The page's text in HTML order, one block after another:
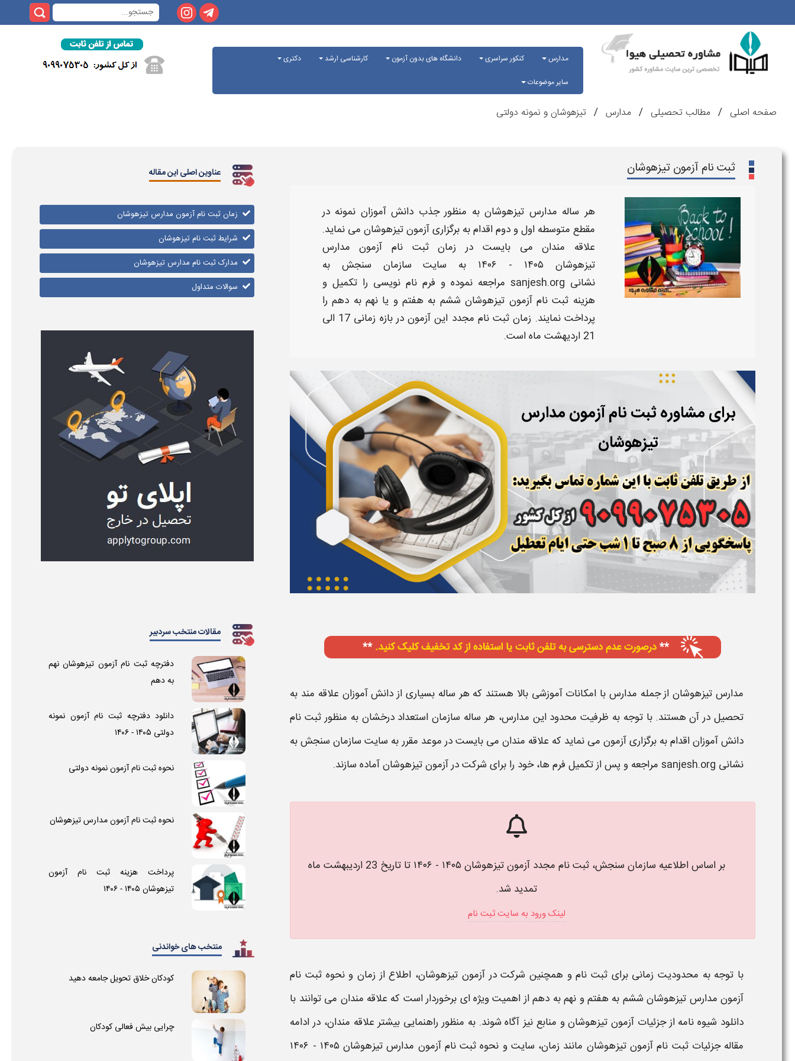
مدارس کنکور سراسری دانشگاه های بدون آزمون کارشناسی ارشد
دکتری
سایر موضوعات
صفحه اصلی مطالب تحصیلی مدارس تیزهوشان و نمونه دولتی
ثبت نام آزمون تیزهوشان
هر ساله مدارس تیزهوشانبه منظور جذب دانش آموزان نمونه در
مقطع متوسطه اول و دوم اقدام به برگزاریآزمون تیزهوشان می نماید.
علاقه مندان می بایست در زمانثبت نام آزمون مدارس
تیزهوشان ۱۴۰۵ - ۱۴۰۶
به سایت سازمان سنجش به
نشانی sanjesh.org مراجعه نموده و فرم نام نویسی را تکمیل و
هزینه ثبت نام آزمون تیزهوشان ششم به هفتم و یا نهم به دهم را
پرداخت نمایند. زمان ثبت نام مجدد این آزمون در بازه زمانی 17 الی
21 اردیهشت ماه است.
برای مشاوره ثبت نام آزمون مدارس
تیزهوشان
مدارس تیزهوشان از جمله مدارس با امکانات آموزشی بالا هستند که هر ساله بسیاری از دانش آموزان علاقه مند به
تحصیل در آن هستند. با توجه به ظرفیت محدود این مدارس، هر ساله سازمان استعداد درخشان به منظورثبت نام
دانش آموزان اقدام به برگزاریآزمون می نماید که علاقه مندان می بایست در موعد مقرر به سایت سازمان سنجش به
نشانی sanjesh.org مراجعه و پس از تکمیل فرم ها، خود را برای شرکت درآزمون تیزهوشانآماده سازند.
بر اساس اطلاعیه سازمان سنجش، ثبت نام مجدد آزمون تیزهوشان ۱۴۰۵ - ۱۴۰۶ تا تاریخ 23 اردیبهشت ماه
تمدید شد.
لینک ورود به سایت ثبت نام
با توجه به محدودیت زمانی برایثبت نامو همچنین شرکت درآزمون تیزهوشان، اطلاع از زمان و نحوه ثبت نام
آزمون مدارس تیزهوشانششم به هفتم و نهم به دهم از اهمیت ویژه ای برخوردار است که علاقه مندان می توانند با
دانلود شیوه نامه از جزئیات آزمون تیزهوشانو منابع نیز آگاه شوند. به منظور راهنمایی بیشتر علاقه مندان، در ادامه
مقاله جزئیاتثبت نام آزمون تیزهوشان مانند زمان، سایت و نحوه ثبت نام آزمون مدارس تیزهوشان ۱۴۰۵ - ۱۴۰۶
عناوین اصلی این مقاله
زمان ثبت نام آزمون مدارس تیزهوشان
شرایط ثبت نام تیزهوشان
مدارک ثبت نام مدارس تیزهوشان
سوالات متداول
مقالات منتخب سردبیر
دفترچه ثبت نام آزمون تیزهوشان نهم
به دهم
دانلود دفترچه ثبت نام آزمون نمونه
دولتی ۱۴۰۵ - ۱۴۰۶
نحوه ثبت نام آزمون نمونه دولتی
نحوه ثبت نام آزمون مدارس تیزهوشان
پرداخت هزینه ثبت نام آزمون
تیزهوشان ۱۴۰۵ - ۱۴۰۶
منتخب های خواندنی
کودکان خلاق تحویل جامعه دهید
چرایی بیش فعالی کودکان